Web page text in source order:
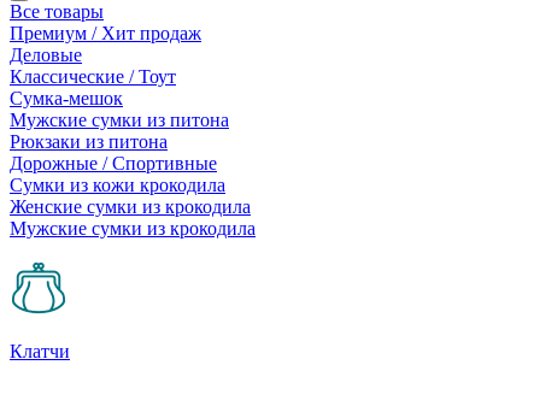
Все товары
Премиум / Хит продаж
Деловые
Классические / Тоут
Сумка-мешок
Мужские сумки из питона
Рюкзаки из питона
Дорожные / Спортивные
Сумки из кожи крокодила
Женские сумки из крокодила
Мужские сумки из крокодила
Клатчи